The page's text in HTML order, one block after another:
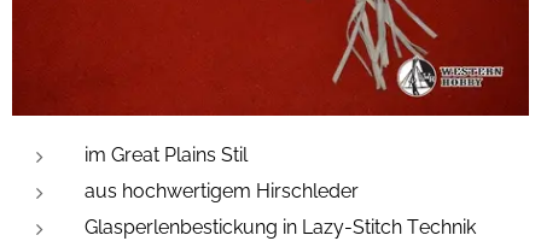
im Great Plains Stil
aus hochwertigem Hirschleder
Glasperlenbestickung in Lazy-Stitch Technik